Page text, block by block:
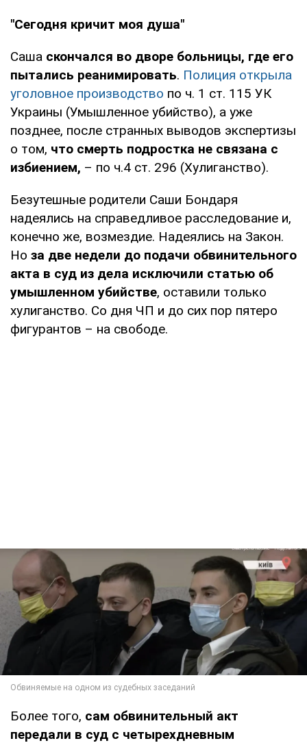
"Сегодня кричит моя душа"
Саша скончался во дворе больницы, где его
пытались реанимировать. Полиция открыла
уголовное производство по ч. 1 ст. 115 УК
Украины (Умышленное убийство), а уже
позднее, после странных выводов экспертизы
о том, что смерть подростка не связана с
избиением, – по ч.4 ст. 296 (Хулиганство).
Безутешные родители Саши Бондаря
надеялись на справедливое расследование и,
конечно же, возмездие. Надеялись на Закон.
Но за две недели до подачи обвинительного
акта в суд из дела исключили статью об
умышленном убийстве, оставили только
хулиганство. Со дня ЧП и до сих пор пятеро
фигурантов – на свободе.
Более того, сам обвинительный акт
передали в суд с четырехдневным